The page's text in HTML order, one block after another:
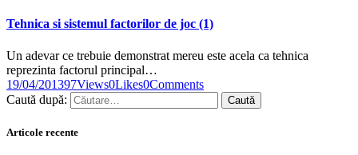
Tehnica si sistemul factorilor de joc (1)
Un adevar ce trebuie demonstrat mereu este acela ca tehnica
reprezinta factorul principal…
19/04/201397Views0Likes0Comments
Caută după:
Articole recente